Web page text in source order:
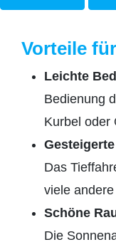
Vorteile
Leichte
Bedienung
Kurbel oder
Das
viele
Schöne
Die